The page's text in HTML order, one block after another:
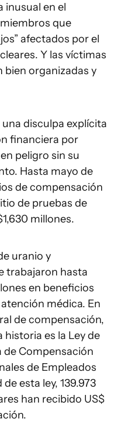
inusual en el
que
afectados por el
Y las víctimas
bien organizadas y
disculpa explícita
financiera por
peligro sin su
Hasta mayo de
de compensación
de pruebas de
millones.
uranio y
trabajaron hasta
en beneficios
médica. En
de compensación,
es la Ley de
Compensación
de Empleados
esta ley, 139.973
han recibido US$